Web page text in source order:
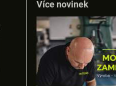
Více novinek